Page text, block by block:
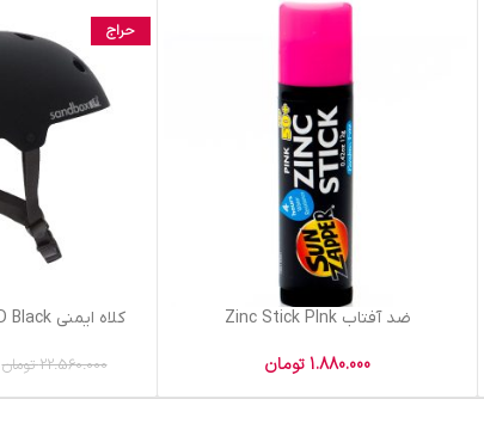
ضد آفتاب Zinc Stick PInk
1.880.000تومان
حراج
کلاه ایمنی SANDBOX LEGEND Black
22.560.000 تومان